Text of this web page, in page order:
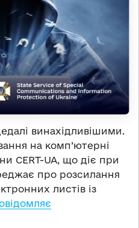
винахідливішими.
на комп’ютерні
CERT-UA, що діє при
про розсилання
листів із